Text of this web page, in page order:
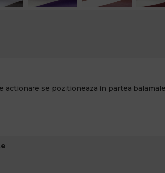
actionare se pozitioneaza in partea